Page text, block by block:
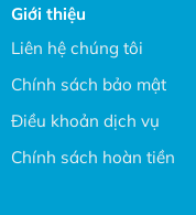
Giới thiệu
Liên hệ chúng tôi
Chính sách bảo mật
Điều khoản dịch vụ
Chính sách hoàn tiền